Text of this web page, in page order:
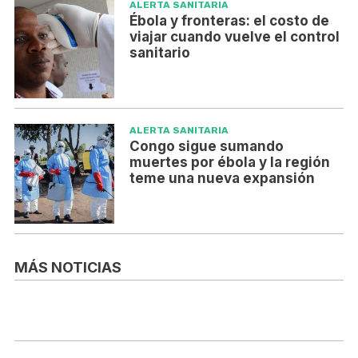
ALERTA SANITARIA
Ébola y fronteras: el costo de
viajar cuando vuelve el control
sanitario
ALERTA SANITARIA
Congo sigue sumando
muertes por ébola y la región
teme una nueva expansión
MÁS NOTICIAS